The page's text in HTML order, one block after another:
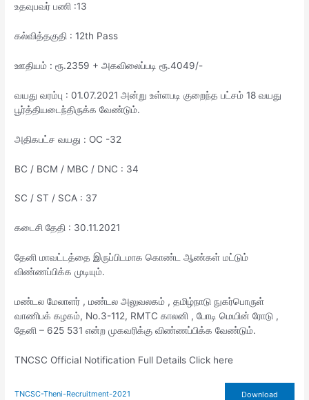
உதவுபவர் பணி :13
கல்வித்தகுதி : 12th Pass
ஊதியம் : ரூ.2359 + அகவிலைப்படி ரூ.4049/-
வயது வரம்பு : 01.07.2021 அன்று உள்ளபடி குறைந்த பட்சம் 18 வயது
பூர்த்தியடைந்திருக்க வேண்டும்.
அதிகபட்ச வயது : OC -32
BC / BCM / MBC / DNC : 34
SC / ST / SCA : 37
கடைசி தேதி : 30.11.2021
தேனி மாவட்டத்தை இருப்பிடமாக கொண்ட ஆண்கள் மட்டும்
விண்ணப்பிக்க முடியும்.
மண்டல மேலாளர் , மண்டல அலுவலகம் , தமிழ்நாடு நுகர்பொருள்
வாணிபக் கழகம், No.3-112, RMTC காலனி , போடி மெயின் ரோடு ,
தேனி – 625 531 என்ற முகவரிக்கு விண்ணப்பிக்க வேண்டும்.
TNCSC Official Notification Full Details Click here
TNCSC-Theni-Recruitment-2021 Download